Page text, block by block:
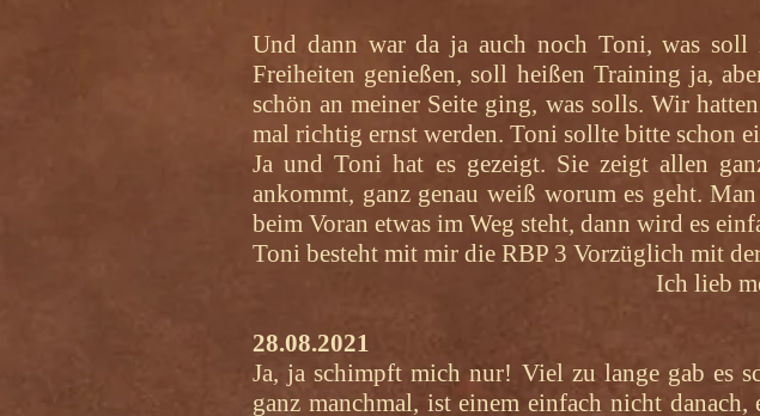
Und dann war da ja auch noch Toni, was soll
Freiheiten genießen, soll heißen Training ja,
schön an meiner Seite ging, was solls. Wir
mal richtig ernst werden. Toni sollte bitte schon
Ja und Toni hat es gezeigt. Sie zeigt allen
ankommt, ganz genau weiß worum es geht.
beim Voran etwas im Weg steht, dann wird es
Toni besteht mit mir die RBP 3 Vorzüglich mit
Ich lieb
28.08.2021
Ja, ja schimpft mich nur! Viel zu lange gab es
ganz manchmal, ist einem einfach nicht